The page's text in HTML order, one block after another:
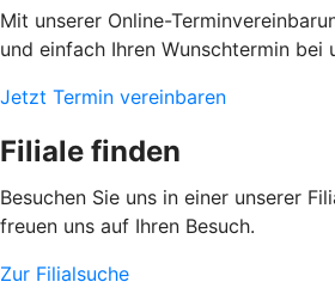
Mit unserer Online-
und einfach Ihren Wunschtermin bei
Jetzt Termin vereinbaren
Filiale finden
Besuchen Sie uns in einer unserer
freuen uns auf Ihren Besuch.
Zur Filialsuche